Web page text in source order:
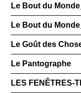
Le Bout du
Le Bout du
Le Goût des
Le Pantographe
LES FENÊTRES-